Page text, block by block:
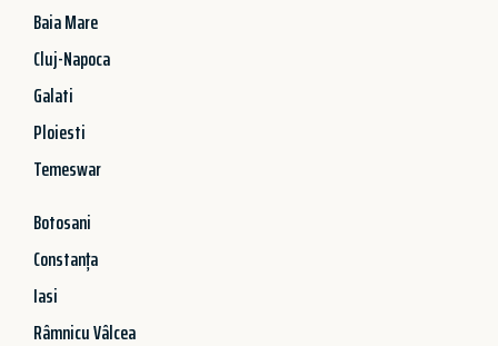
Baia Mare
Cluj-Napoca
Galati
Ploiesti
Temeswar
Botosani
Constanța
Iasi
Râmnicu Vâlcea